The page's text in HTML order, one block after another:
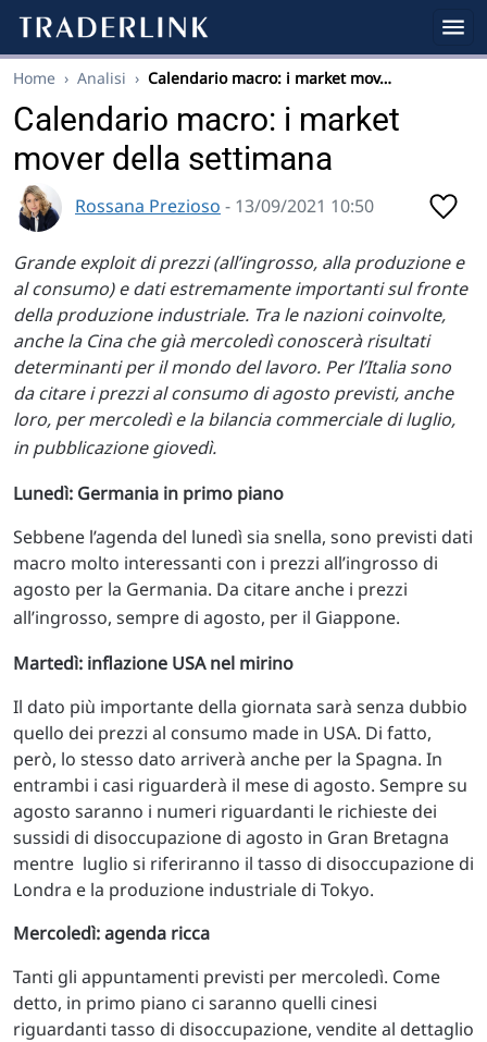
Home › Analisi › Calendario macro: i market mov…
Calendario macro: i market
mover della settimana
Rossana Prezioso - 13/09/2021 10:50
Grande exploit di prezzi (all’ingrosso, alla produzione e
al consumo) e dati estremamente importanti sul fronte
della produzione industriale. Tra le nazioni coinvolte,
anche la Cina che già mercoledì conoscerà risultati
determinanti per il mondo del lavoro. Per l’Italia sono
da citare i prezzi al consumo di agosto previsti, anche
loro, per mercoledì e la bilancia commerciale di luglio,
in pubblicazione giovedì.
Lunedì: Germania in primo piano
Sebbene l’agenda del lunedì sia snella, sono previsti dati
macro molto interessanti con i prezzi all’ingrosso di
agosto per la Germania. Da citare anche i prezzi
all’ingrosso, sempre di agosto, per il Giappone.
Martedì: inflazione USA nel mirino
Il dato più importante della giornata sarà senza dubbio
quello dei prezzi al consumo made in USA. Di fatto,
però, lo stesso dato arriverà anche per la Spagna. In
entrambi i casi riguarderà il mese di agosto. Sempre su
agosto saranno i numeri riguardanti le richieste dei
sussidi di disoccupazione di agosto in Gran Bretagna
mentre luglio si riferiranno il tasso di disoccupazione di
Londra e la produzione industriale di Tokyo.
Mercoledì: agenda ricca
Tanti gli appuntamenti previsti per mercoledì. Come
detto, in primo piano ci saranno quelli cinesi
riguardanti tasso di disoccupazione, vendite al dettaglio